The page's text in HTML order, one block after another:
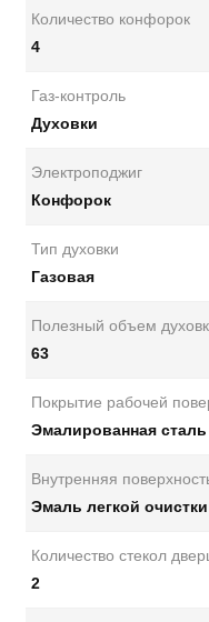
Количество конфорок
4
Газ-контроль
Духовки
Электроподжиг
Конфорок
Тип духовки
Газовая
Полезный объем
63
Покрытие рабочей
Эмалированная сталь
Внутренняя
Эмаль легкой очистки
Количество стекол
2